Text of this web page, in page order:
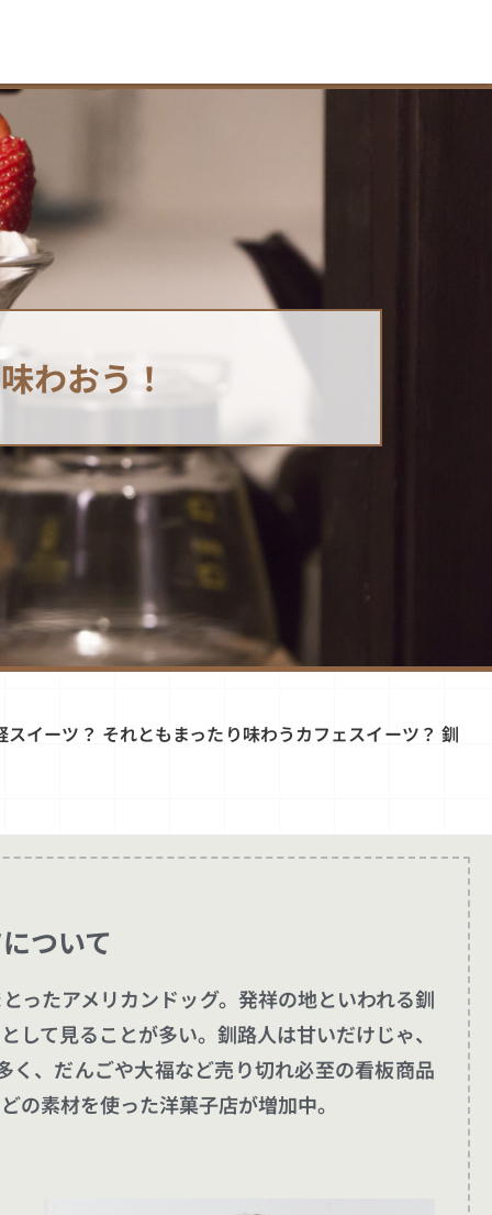
わおう！
イーツ？ それともまったり味わうカフェスイーツ？ 釧
ついて
ったアメリカンドッグ。発祥の地といわれる釧
て見ることが多い。釧路人は甘いだけじゃ、
、だんごや大福など売り切れ必至の看板商品
の素材を使った洋菓子店が増加中。